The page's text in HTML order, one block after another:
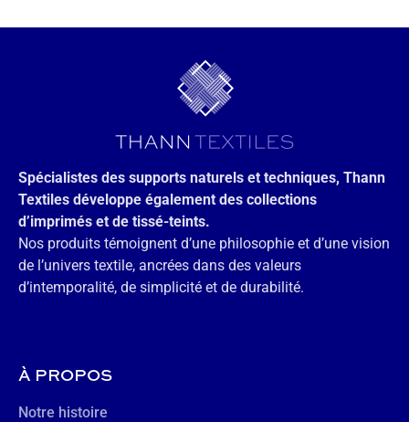
Spécialistes des supports naturels et techniques, Thann
Textiles développe également des collections
d’imprimés et de tissé-teints.
Nos produits témoignent d’une philosophie et d’une vision
de l’univers textile, ancrées dans des valeurs
d’intemporalité, de simplicité et de durabilité.
À PROPOS
Notre histoire